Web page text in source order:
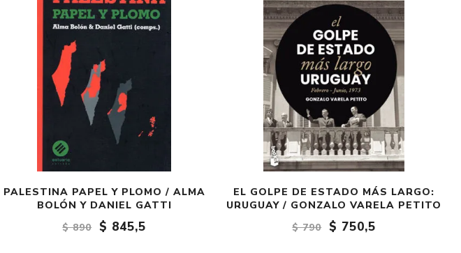
PALESTINA PAPEL Y PLOMO / ALMA
BOLÓN Y DANIEL GATTI
$ 890
$ 845,5
EL GOLPE DE ESTADO MÁS LARGO:
URUGUAY / GONZALO VARELA PETITO
$ 790
$ 750,5